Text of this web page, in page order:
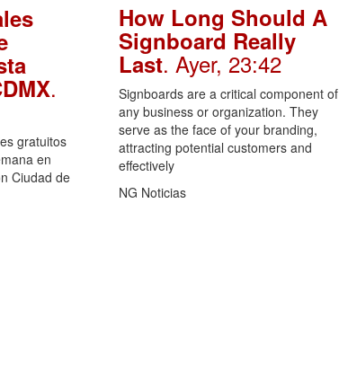
.
gratuitos
en
Ciudad de
How Long Should A
Signboard Really
Last. Ayer, 23:42
Signboards are a critical component of
any business or organization. They
serve as the face of your branding,
attracting potential customers and
effectively
NG Noticias